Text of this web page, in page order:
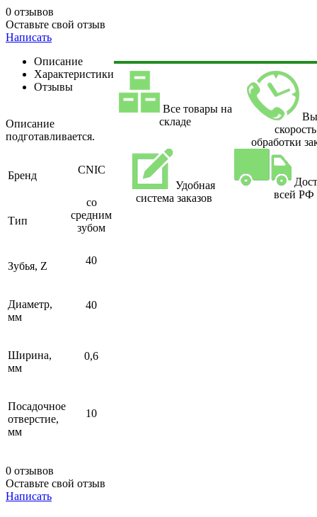
0 отзывов
Оставьте свой отзыв
Написать
Описание
Характеристики
Отзывы
Описание
подготавливается.
Бренд CNIC
Тип
со
средним
зубом
Зубья, Z 40
Диаметр,
мм
40
Ширина,
мм
0,6
Посадочное
отверстие,
мм
10
0 отзывов
Оставьте свой отзыв
Написать
Все товары на
складе
скорость
обработки
Удобная
система заказов
всей РФ